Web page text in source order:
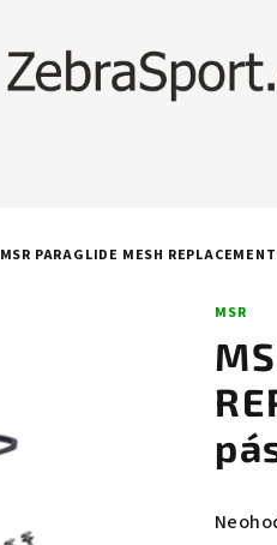
MSR PARAGLIDE MESH
MSR